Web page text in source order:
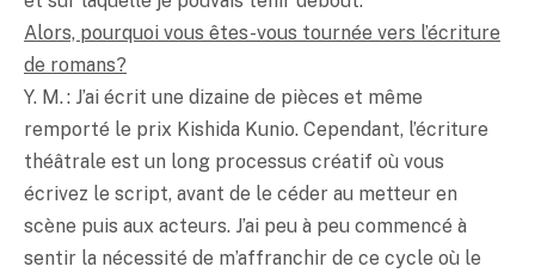
Alors, pourquoi vous êtes-vous tournée vers l’écriture
de romans?
Y. M. : J’ai écrit une dizaine de pièces et même
remporté le prix Kishida Kunio. Cependant, l’écriture
théâtrale est un long processus créatif où vous
écrivez le script, avant de le céder au metteur en
scène puis aux acteurs. J’ai peu à peu commencé à
sentir la nécessité de m’affranchir de ce cycle où le